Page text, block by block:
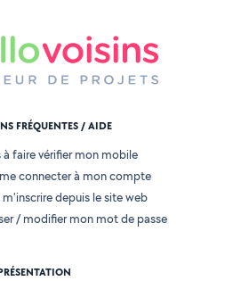
FRÉQUENTES / AIDE
à faire vérifier mon mobile
connecter à mon compte
m'inscrire depuis le site web
/ modifier mon mot de passe